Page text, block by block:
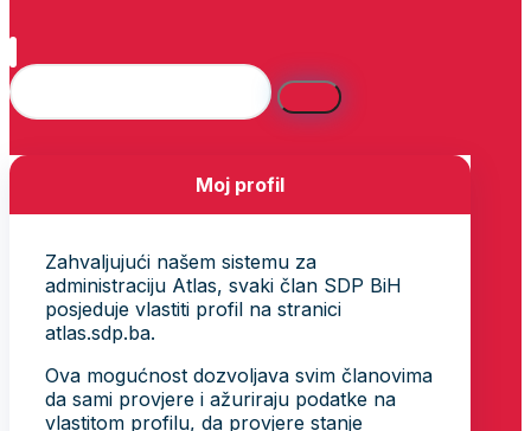
Moj profil
Zahvaljujući našem sistemu za
administraciju Atlas, svaki član SDP BiH
posjeduje vlastiti profil na stranici
atlas.sdp.ba.
Ova mogućnost dozvoljava svim članovima
da sami provjere i ažuriraju podatke na
vlastitom profilu, da provjere stanje